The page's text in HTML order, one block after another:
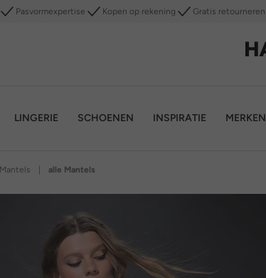
Pasvormexpertise Kopen op rekening Gratis retourneren
LINGERIE SCHOENEN INSPIRATIE MERKEN
Mantels alle Mantels